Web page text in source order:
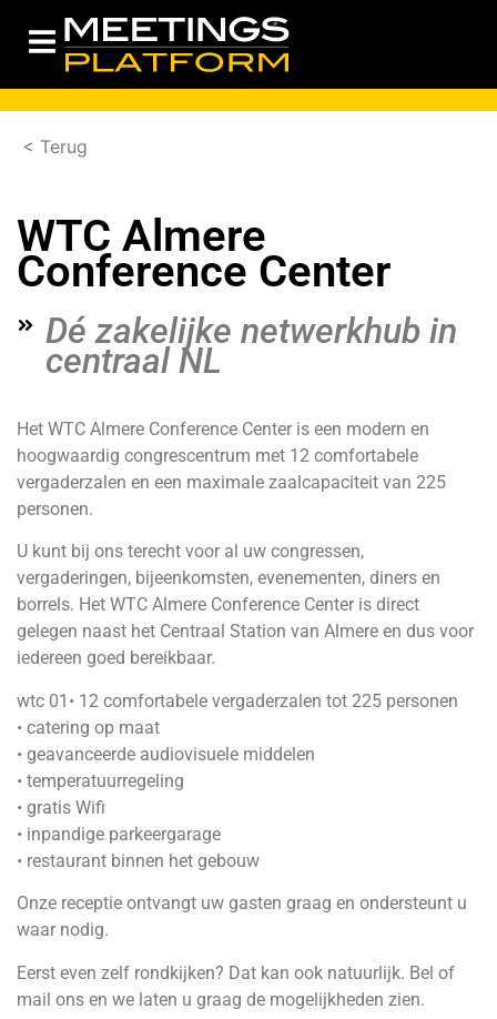
< Terug
WTC Almere
Conference Center
Dé zakelijke netwerkhub in
centraal NL
Het WTC Almere Conference Center is een modern en
hoogwaardig congrescentrum met 12 comfortabele
vergaderzalen en een maximale zaalcapaciteit van 225
personen.
U kunt bij ons terecht voor al uw congressen,
vergaderingen, bijeenkomsten, evenementen, diners en
borrels. Het WTC Almere Conference Center is direct
gelegen naast het Centraal Station van Almere en dus voor
iedereen goed bereikbaar.
wtc 01• 12 comfortabele vergaderzalen tot 225 personen
• catering op maat
• geavanceerde audiovisuele middelen
• temperatuurregeling
• gratis Wifi
• inpandige parkeergarage
• restaurant binnen het gebouw
Onze receptie ontvangt uw gasten graag en ondersteunt u
waar nodig.
Eerst even zelf rondkijken? Dat kan ook natuurlijk. Bel of
mail ons en we laten u graag de mogelijkheden zien.